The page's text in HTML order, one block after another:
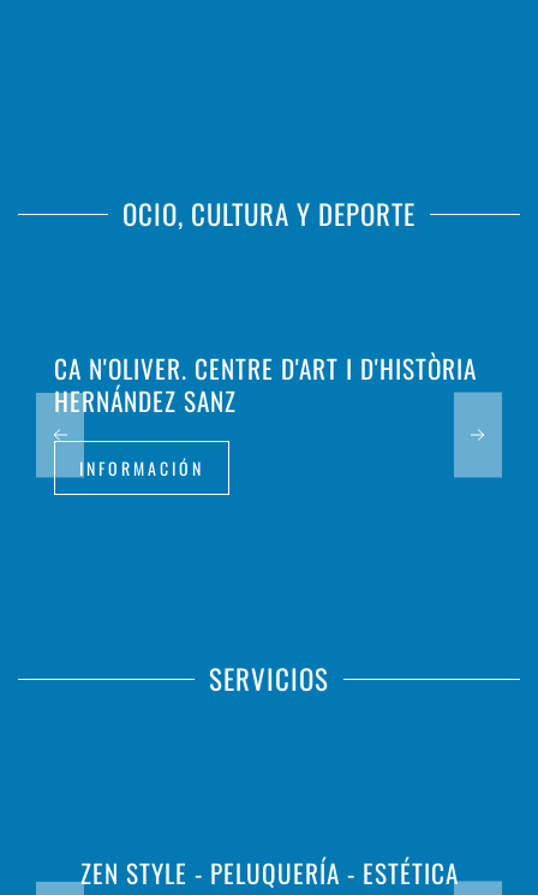
OCIO, CULTURA Y DEPORTE
CA N'OLIVER. CENTRE D'ART I D'HISTÒRIA
HERNÁNDEZ SANZ
INFORMACIÓN
SERVICIOS
ZEN STYLE - PELUQUERÍA - ESTÉTICA